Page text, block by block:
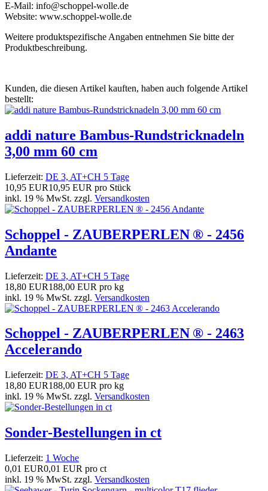
E-Mail: info@schoppel-wolle.de
Website: www.schoppel-wolle.de
Weitere produktspezifische Angaben entnehmen Sie bitte der
Produktbeschreibung.
Kunden, die diesen Artikel kauften, haben auch folgende Artikel
bestellt:
addi nature Bambus-Rundstricknadeln
3,00 mm 60 cm
Lieferzeit: DE 3, AT+CH 5 Tage
10,95 EUR10,95 EUR pro Stück
inkl. 19 % MwSt. zzgl. Versandkosten
Schoppel - ZAUBERPERLEN ® - 2456
Andante
Lieferzeit: DE 3, AT+CH 5 Tage
18,80 EUR188,00 EUR pro kg
inkl. 19 % MwSt. zzgl. Versandkosten
Schoppel - ZAUBERPERLEN ® - 2463
Accelerando
Lieferzeit: DE 3, AT+CH 5 Tage
18,80 EUR188,00 EUR pro kg
inkl. 19 % MwSt. zzgl. Versandkosten
Sonder-Bestellungen in ct
Lieferzeit: 1 Woche
0,01 EUR0,01 EUR pro ct
inkl. 19 % MwSt. zzgl. Versandkosten